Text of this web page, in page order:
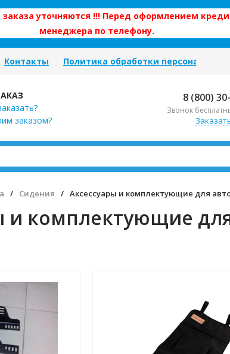
уточняются !!! Перед оформлением
менеджера по телефону.
Контакты Политика обработки
заказом?
8 (800)
Звонок
/ Сидения / Аксессуары и комплектующие для
и комплектующие